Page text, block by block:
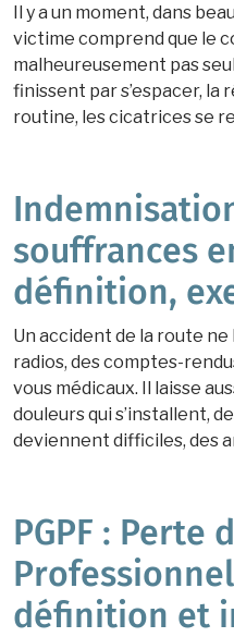
Il y a un moment, dans
victime comprend que le
malheureusement pas
finissent par s’espacer,
routine, les cicatrices se
souffrances
définition,
Un accident de la route
radios, des comptes-
vous médicaux. Il laisse
douleurs qui s’installent,
deviennent difficiles, des
PGPF : Perte
définition et